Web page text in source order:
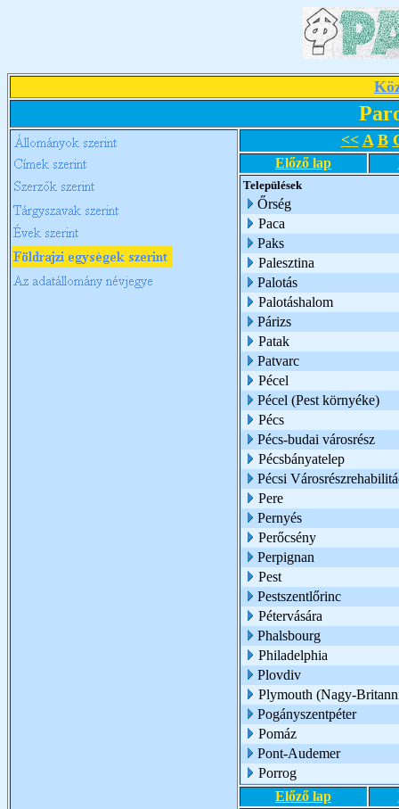
<< A B
Előző lap
Települések
Őrség
Paca
Paks
Palesztina
Palotás
Palotáshalom
Párizs
Patak
Patvarc
Pécel
Pécel (Pest környéke)
Pécs
Pécs-budai városrész
Pécsbányatelep
Pécsi
Pere
Pernyés
Perőcsény
Perpignan
Pest
Pestszentlőrinc
Pétervására
Phalsbourg
Philadelphia
Plovdiv
Plymouth (Nagy-
Pogányszentpéter
Pomáz
Pont-Audemer
Porrog
Előző lap